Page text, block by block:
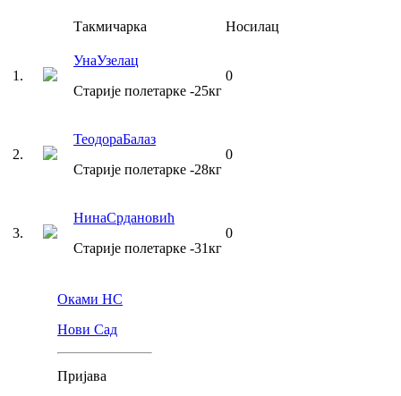
Такмичарка Носилац
1 .
УнаУзелац
Старије полетарке -25кг
0
2.
ТеодораБалаз
Старије полетарке -28кг
0
3.
НинаСрдановић
Старије полетарке -31кг
0
Оками НС
Нови Сад
Пријава